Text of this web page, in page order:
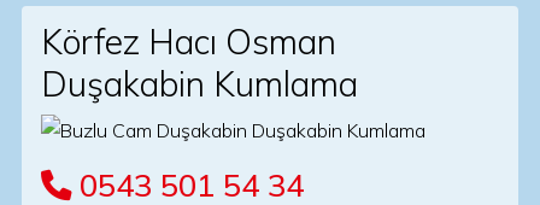
Körfez Hacı Osman
Duşakabin Kumlama
0543 501 54 34